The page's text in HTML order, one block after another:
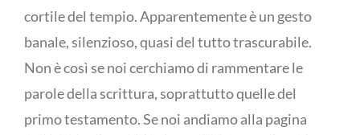
cortile del tempio. Apparentemente è un gesto
banale, silenzioso, quasi del tutto trascurabile.
Non è così se noi cerchiamo di rammentare le
parole della scrittura, soprattutto quelle del
primo testamento. Se noi andiamo alla pagina